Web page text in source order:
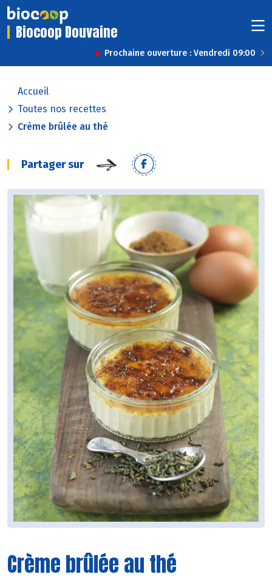
Biocoop Douvaine
Prochaine ouverture : Vendredi 09:00
Accueil
Toutes nos recettes
Crème brûlée au thé
Partager sur
Crème brûlée au thé